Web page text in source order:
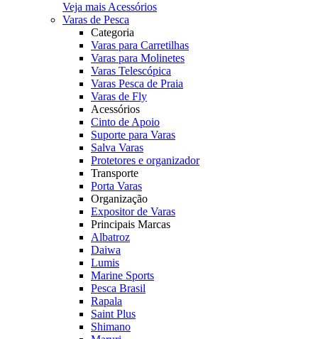
Veja mais Acessórios
Varas de Pesca
Categoria
Varas para Carretilhas
Varas para Molinetes
Varas Telescópica
Varas Pesca de Praia
Varas de Fly
Acessórios
Cinto de Apoio
Suporte para Varas
Salva Varas
Protetores e organizador
Transporte
Porta Varas
Organização
Expositor de Varas
Principais Marcas
Albatroz
Daiwa
Lumis
Marine Sports
Pesca Brasil
Rapala
Saint Plus
Shimano